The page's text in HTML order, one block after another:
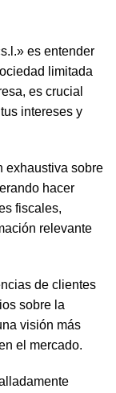
es entender
limitada
es crucial
intereses y
exhaustiva sobre
hacer
fiscales,
relevante
de clientes
sobre la
visión más
el mercado.